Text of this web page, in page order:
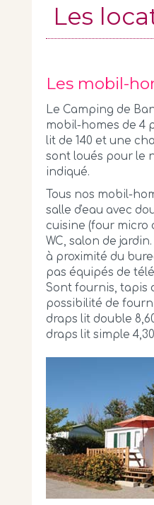
Les
Les mobil-
Le Camping de
mobil-homes de 4
lit de 140 et une
sont loués pour le
indiqué.
Tous nos mobil-
salle d'eau avec
cuisine (four micro
WC, salon de
à proximité du
pas équipés de
Sont fournis, tapis
possibilité de
draps lit double
draps lit simple